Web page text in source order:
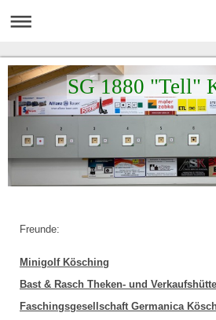
SG 1880 "Tell"
Freunde:
Minigolf Kösching
Bast & Rasch Theken- und
Faschingsgesellschaft Germanica